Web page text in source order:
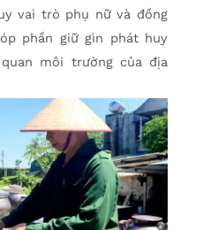
vai trò phụ nữ và đồng
phần giữ gìn phát huy
môi trường của địa